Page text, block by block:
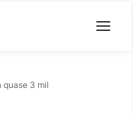
quase 3 mil